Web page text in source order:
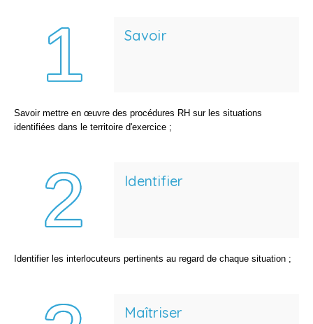
Savoir
Savoir mettre en œuvre des procédures RH sur les situations
identifiées dans le territoire d'exercice ;
Identifier
Identifier les interlocuteurs pertinents au regard de chaque situation ;
Maîtriser